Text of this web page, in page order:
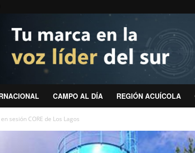
CAMPO AL DÍA REGIÓN ACUÍCOLA
sesión CORE de Los Lagos